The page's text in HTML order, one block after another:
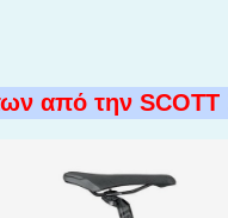
από την SCOTT